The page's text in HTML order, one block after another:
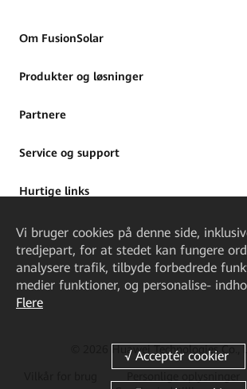
Om FusionSolar
Produkter og løsninger
Partnere
Service og support
Hurtige links
© 2026 Huawei Technologies Co.,
Vi bruger cookies på denne side,
tredjepart, for at stedet kan fungere
analysere trafik, tilbyde forbedrede
medier funktioner, og personalise-
Flere